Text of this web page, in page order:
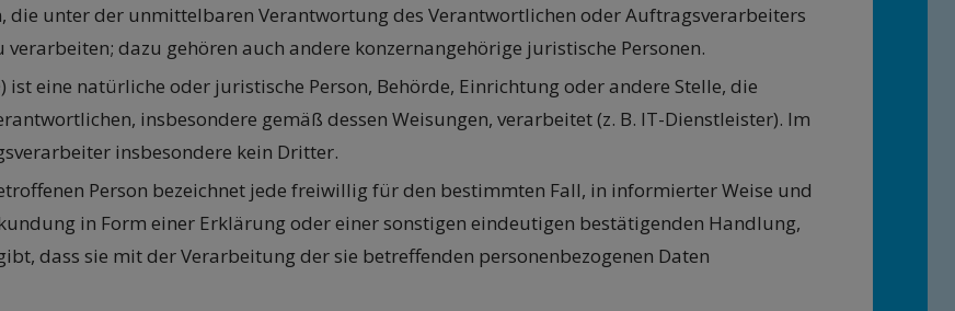
die unter der unmittelbaren Verantwortung des Verantwortlichen oder Auftragsverarbeiters
dazu gehören auch andere konzernangehörige juristische Personen.
ist eine natürliche oder juristische Person, Behörde, Einrichtung oder andere Stelle, die
insbesondere gemäß dessen Weisungen, verarbeitet (z. B. IT-Dienstleister). Im
insbesondere kein Dritter.
Person bezeichnet jede freiwillig für den bestimmten Fall, in informierter Weise und
in Form einer Erklärung oder einer sonstigen eindeutigen bestätigenden Handlung,
dass sie mit der Verarbeitung der sie betreffenden personenbezogenen Daten